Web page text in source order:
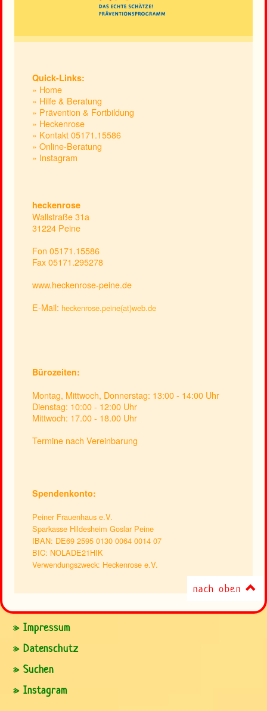
Quick-Links:
» Home
» Hilfe & Beratung
» Prävention & Fortbildung
» Heckenrose
» Kontakt 05171.15586
» Online-Beratung
» Instagram
heckenrose
Wallstraße 31a
31224 Peine
Fon 05171.15586
Fax 05171.295278
www.heckenrose-peine.de
E-Mail: heckenrose.peine(at)web.de
Bürozeiten:
Montag, Mittwoch, Donnerstag: 13:00 - 14:00 Uhr
Dienstag: 10:00 - 12:00 Uhr
Mittwoch: 17.00 - 18.00 Uhr
Termine nach Vereinbarung
Spendenkonto:
Peiner Frauenhaus e.V.
Sparkasse Hildesheim Goslar Peine
IBAN: DE69 2595 0130 0064 0014 07
BIC: NOLADE21HIK
Verwendungszweck: Heckenrose e.V.
nach oben
» Impressum
» Datenschutz
» Suchen
» Instagram